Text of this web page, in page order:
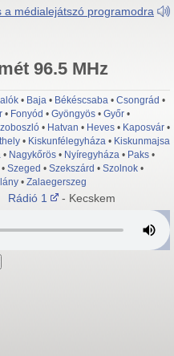
a médialejátszó programodra
96.5 MHz
• Baja • Békéscsaba • Csongrád •
• Fonyód • Gyöngyös • Győr •
• Hatvan • Heves • Kaposvár •
• Kiskunfélegyháza • Kiskunmajsa
• Nagykőrös • Nyíregyháza • Paks •
• Szeged • Szekszárd • Szolnok •
• Zalaegerszeg
Rádió 1 - Kecskemét 96.5 MHz